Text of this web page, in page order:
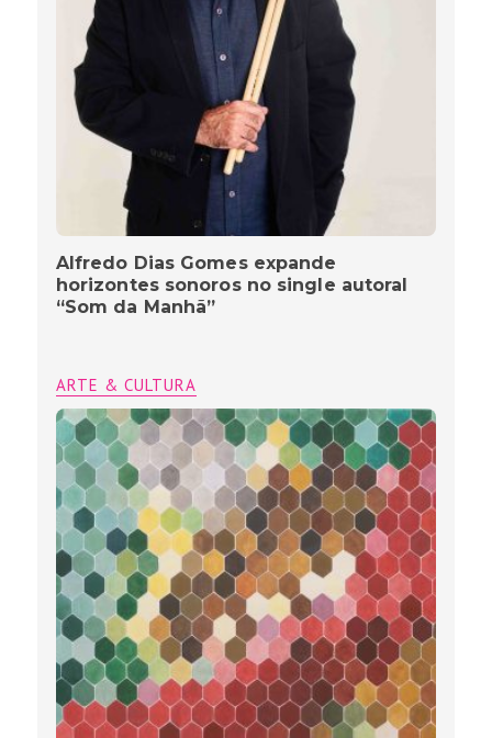
Alfredo Dias Gomes expande
horizontes sonoros no single autoral
“Som da Manhã”
ARTE & CULTURA